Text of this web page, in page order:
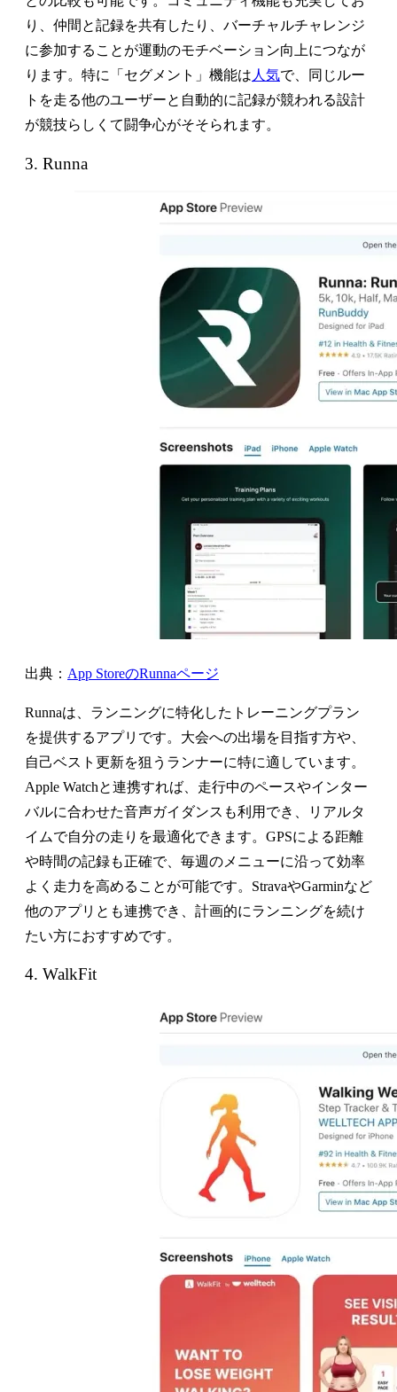
り、仲間と記録を共有したり、バーチャルチャレンジ
に参加することが運動のモチベーション向上につなが
ります。特に「セグメント」機能は 人気で、同じルー
トを走る他のユーザーと自動的に記録が競われる設計
が競技らしくて闘争心がそそられます。
3. Runna
出典： App StoreのRunnaページ
Runnaは、ランニングに特化したトレーニングプラン
を提供するアプリです。大会への出場を目指す方や、
自己ベスト更新を狙うランナーに特に適しています。
Apple Watchと連携すれば、走行中のペースやインター
バルに合わせた音声ガイダンスも利用でき、リアルタ
イムで自分の走りを最適化できます。GPSによる距離
や時間の記録も正確で、毎週のメニューに沿って効率
よく走力を高めることが可能です。StravaやGarminなど
他のアプリとも連携でき、計画的にランニングを続け
たい方におすすめです。
4. WalkFit